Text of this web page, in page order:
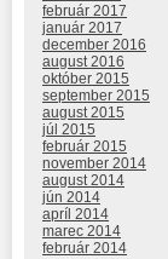
február 2017
január 2017
december 2016
august 2016
október 2015
september 2015
august 2015
júl 2015
február 2015
november 2014
august 2014
jún 2014
apríl 2014
marec 2014
február 2014